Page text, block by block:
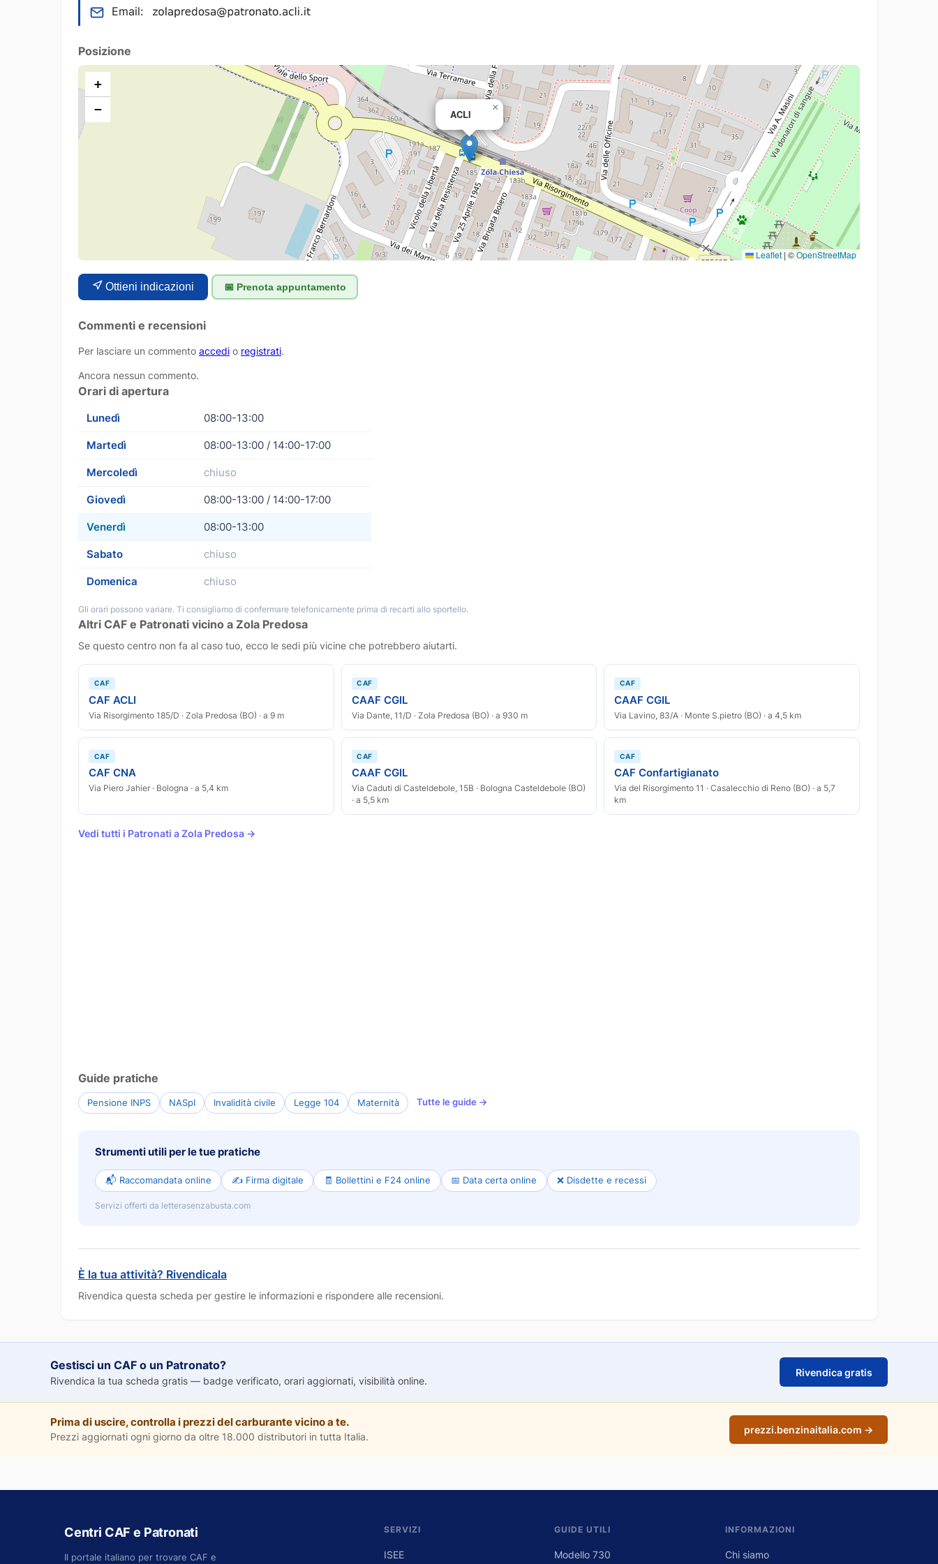
Email:
Posizione
ACLI
×
+
−
Leaflet | ©OpenStreetMap
Ottieni indicazioni 📅 Prenota appuntamento
Commenti e recensioni
Per lasciare un commento accedi o registrati.
Ancora nessun commento.
Orari di apertura
Lunedì 08:00-13:00
Martedì 08:00-13:00 / 14:00-17:00
Mercoledì chiuso
Giovedì 08:00-13:00 / 14:00-17:00
Venerdì 08:00-13:00
Sabato chiuso
Domenica chiuso
Gli orari possono variare. Ti consigliamo di confermare telefonicamente prima di recarti allo sportello.
Altri CAF e Patronati vicino a Zola Predosa
Se questo centro non fa al caso tuo, ecco le sedi più vicine che potrebbero aiutarti.
CAF
CAF ACLI
Via Risorgimento 185/D · Zola Predosa (BO) · a 9 m
CAF
CAAF CGIL
Via Dante, 11/D · Zola Predosa (BO) · a 930 m
CAF
CAAF CGIL
Via Lavino, 83/A · Monte S.pietro (BO) · a 4,5 km
CAF
CAF CNA
Via Piero Jahier · Bologna · a 5,4 km
CAF
CAAF CGIL
Via Caduti di Casteldebole, 15B · Bologna Casteldebole (BO)
· a 5,5 km
CAF
CAF Confartigianato
Via del Risorgimento 11 · Casalecchio di Reno (BO) · a 5,7
km
Vedi tutti i Patronati a Zola Predosa →
Guide pratiche
Pensione INPS NASpI Invalidità civile Legge 104 Maternità Tutte le guide →
Strumenti utili per le tue pratiche
📬 Raccomandata online ✍️ Firma digitale 🧾 Bollettini e F24 online 📅 Data certa online ❌ Disdette e recessi
Servizi offerti da letterasenzabusta.com
È la tua attività? Rivendicala
Rivendica questa scheda per gestire le informazioni e rispondere alle recensioni.
Gestisci un CAF o un Patronato?
Rivendica la tua scheda gratis — badge verificato, orari aggiornati, visibilità online.
Rivendica gratis
Prima di uscire, controlla i prezzi del carburante vicino a te.
Prezzi aggiornati ogni giorno da oltre 18.000 distributori in tutta Italia.
prezzi.benzinaitalia.com →
Centri CAF e Patronati
Il portale italiano per trovare CAF e
SERVIZI
ISEE
GUIDE UTILI
Modello 730
INFORMAZIONI
Chi siamo